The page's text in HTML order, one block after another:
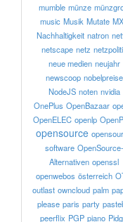
mumble münze
music Musik Mutate
Nachhaltigkeit natron
netscape netz
neue medien neujahr
newscoop nobelpreise
NodeJS noten nvidia
OnePlus OpenBazaar
OpenELEC openlp
opensource
software OpenSource-
Alternativen openssl
openwebos österreich
outlast owncloud palm
please paris party
peerflix PGP piano